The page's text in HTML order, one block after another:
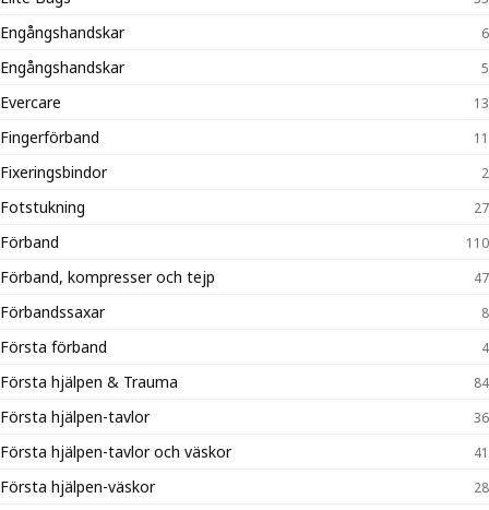
Engångshandskar 6
Engångshandskar 5
Evercare 13
Fingerförband 11
Fixeringsbindor 2
Fotstukning 27
Förband 110
Förband, kompresser och tejp 47
Förbandssaxar 8
Första förband 4
Första hjälpen & Trauma 84
Första hjälpen-tavlor 36
Första hjälpen-tavlor och väskor 41
Första hjälpen-väskor 28